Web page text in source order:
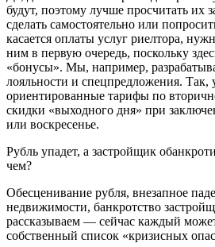
будут, поэтому лучше просчитать их
сделать самостоятельно или
касается оплаты услуг риелтора,
ним в первую очередь, поскольку
«бонусы». Мы, например,
лояльности и спецпредложения. Так,
ориентированные тарифы по
скидки «выходного дня» при
или воскресенье.
Рубль упадет, а застройщик
чем?
Обесценивание рубля, внезапное
недвижимости, банкротство
рассказываем — сейчас каждый
собственный список «кризисных